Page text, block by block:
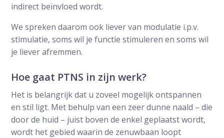
indirect beïnvloed wordt.
We spreken daarom ook liever van modulatie i.p.v.
stimulatie, soms wil je functie stimuleren en soms wil
je liever afremmen.
Hoe gaat PTNS in zijn werk?
Het is belangrijk dat u zoveel mogelijk ontspannen
en stil ligt. Met behulp van een zeer dunne naald – die
door de huid – juist boven de enkel geplaatst wordt,
wordt het gebied waarin de zenuwbaan loopt